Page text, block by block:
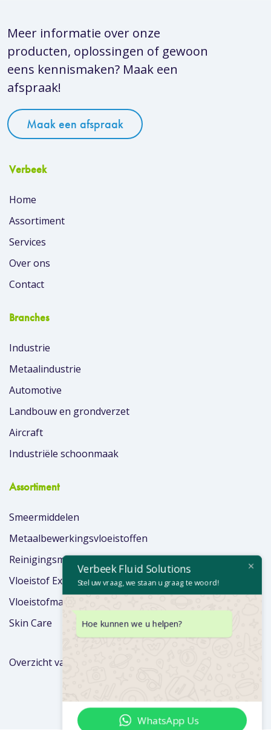
Meer informatie over onze
producten, oplossingen of gewoon
eens kennismaken? Maak een
afspraak!
Maak een afspraak
Verbeek
Home
Assortiment
Services
Over ons
Contact
Branches
Industrie
Metaalindustrie
Automotive
Landbouw en grondverzet
Aircraft
Industriële schoonmaak
Assortiment
Smeermiddelen
Metaalbewerkingsvloeistoffen
Reinigingsmiddelen
Vloeistof Extra’s
Vloeistofmanagement
Skin Care
Overzicht van merken
Verbeek Fluid Solutions
Stel uw vraag, we staan u graag te woord!
Hoe kunnen we u helpen?
WhatsApp Us